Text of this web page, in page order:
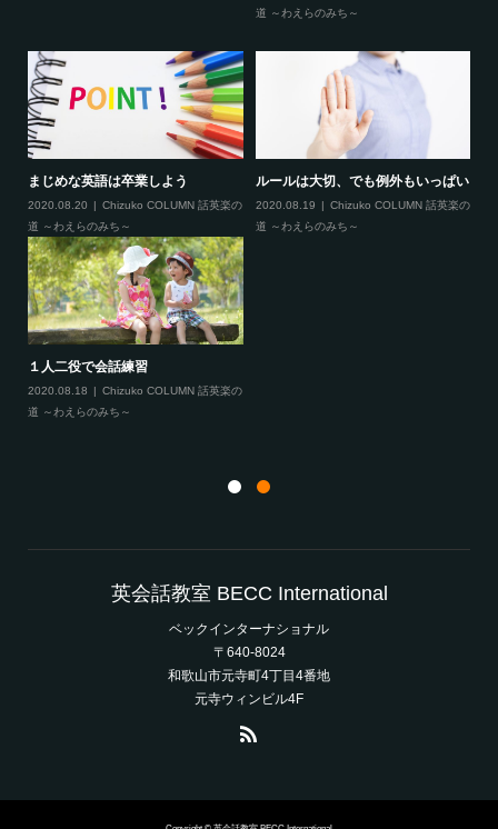
道 ～わえらのみち～
まじめな英語は卒業しよう
2020.08.20
Chizuko COLUMN 話英楽の
道 ～わえらのみち～
ルールは大切、でも例外もいっぱい
2020.08.19
Chizuko COLUMN 話英楽の
道 ～わえらのみち～
１人二役で会話練習
2020.08.18
Chizuko COLUMN 話英楽の
道 ～わえらのみち～
英会話教室 BECC International
ベックインターナショナル
〒640-8024
和歌山市元寺町4丁目4番地
元寺ウィンビル4F